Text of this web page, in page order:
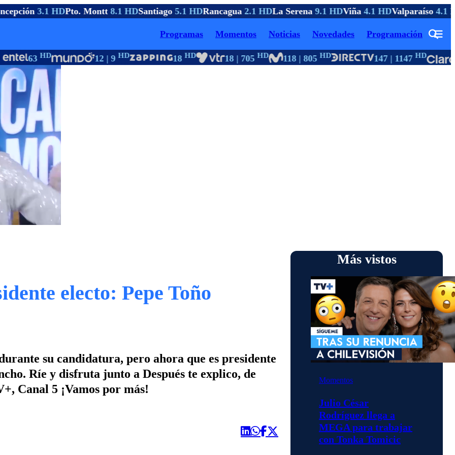
3.1 HDPto. Montt8.1 HDSantiago5.1 HDRancagua2.1 HDLa Serena9.1 HDViña4.1 HDValparaíso4.1
Programas Momentos Noticias Novedades Programación
63HD 12 | 9HD 18HD 18 | 705HD 118 | 805HD 147 | 1147HD
electo: Pepe Toño
su candidatura, pero ahora que es presidente
Ríe y disfruta junto a Después te explico, de
Canal 5 ¡Vamos por más!
Más vistos
Momentos
Julio César
Rodríguez llega a
MEGA para trabajar
con Tonka Tomicic